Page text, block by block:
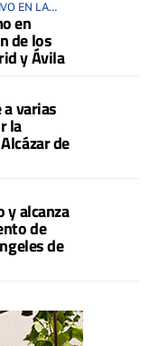
EN LA
en
de los
y Ávila
varias
la
de
y alcanza
de
de